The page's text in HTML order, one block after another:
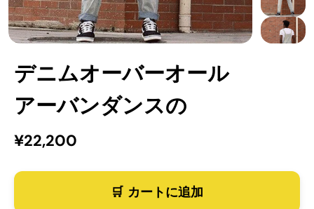
デニムオーバーオール
アーバンダンスの
¥22,200
カートに追加